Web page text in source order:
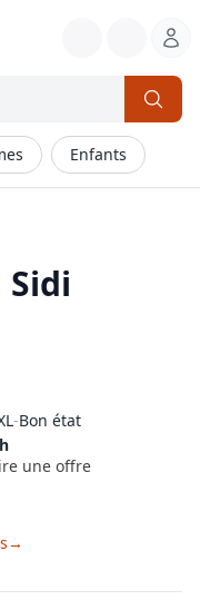
Enfants
Sidi
-Bon état
une offre
→